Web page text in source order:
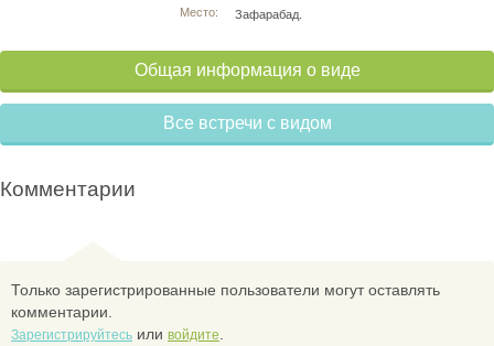
Место:
Зафарабад.
Общая информация о виде
Все встречи с видом
Комментарии
Только зарегистрированные пользователи могут оставлять
комментарии.
Зарегистрируйтесь или войдите